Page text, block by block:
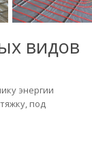
видов
энергии
под